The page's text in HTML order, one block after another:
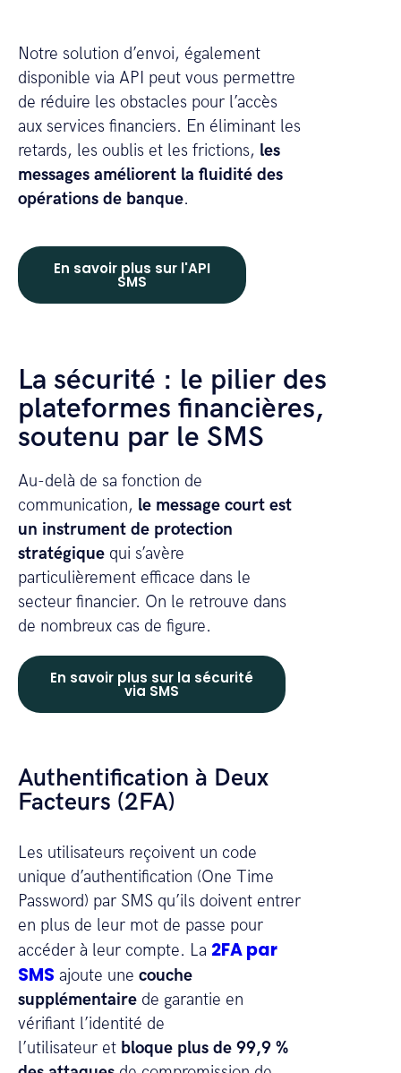
Notre solution d’envoi, également
disponible via API peut vous permettre
de réduire les obstacles pour l’accès
aux services financiers. En éliminant les
retards, les oublis et les frictions, les
messages améliorent la fluidité des
opérations de banque.
En savoir plus sur l'API
SMS
La sécurité : le pilier des
plateformes financières,
soutenu par le SMS
Au-delà de sa fonction de
communication, le message court est
un instrument de protection
stratégique qui s’avère
particulièrement efficace dans le
secteur financier. On le retrouve dans
de nombreux cas de figure.
En savoir plus sur la sécurité
via SMS
Authentification à Deux
Facteurs (2FA)
Les utilisateurs reçoivent un code
unique d’authentification (One Time
Password) par SMS qu’ils doivent entrer
en plus de leur mot de passe pour
accéder à leur compte. La 2FA par
SMS ajoute une couche
supplémentaire de garantie en
vérifiant l’identité de
l’utilisateur et bloque plus de 99,9 %